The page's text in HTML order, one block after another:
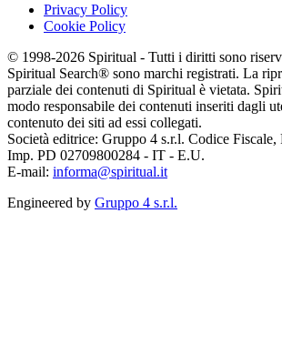
Privacy Policy
Cookie Policy
© 1998-2026 Spiritual - Tutti i diritti sono
Spiritual Search® sono marchi registrati. La
parziale dei contenuti di Spiritual è vietata.
modo responsabile dei contenuti inseriti dagli
contenuto dei siti ad essi collegati.
Società editrice: Gruppo 4 s.r.l. Codice
Imp. PD 02709800284 - IT - E.U.
E-mail: informa@spiritual.it
Engineered by Gruppo 4 s.r.l.